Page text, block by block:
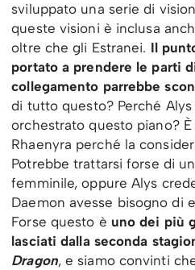
sviluppato una serie di
queste visioni è inclusa
oltre che gli Estranei. Il
portato a prendere le parti
collegamento parrebbe
di tutto questo? Perché Alys
orchestrato questo piano?
Rhaenyra perché la
Potrebbe trattarsi forse di
femminile, oppure Alys
Daemon avesse bisogno di
Forse questo è uno dei più
lasciati dalla seconda
Dragon, e siamo convinti